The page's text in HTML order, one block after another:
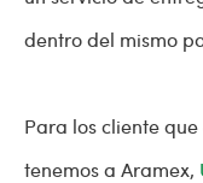
dentro del mismo
Para los cliente
tenemos a Aramex,